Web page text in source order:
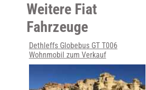
Weitere Fiat
Fahrzeuge
Dethleffs Globebus GT T006
Wohnmobil zum Verkauf